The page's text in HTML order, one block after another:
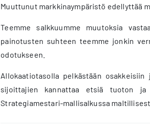
Muuttunut markkinaympäristö edellyttää
Teemme salkkuumme muutoksia
painotusten suhteen teemme jonkin
odotukseen.
Allokaatiotasolla pelkästään
sijoittajien kannattaa etsiä tuoton ja
Strategiamestari-mallisalkussa